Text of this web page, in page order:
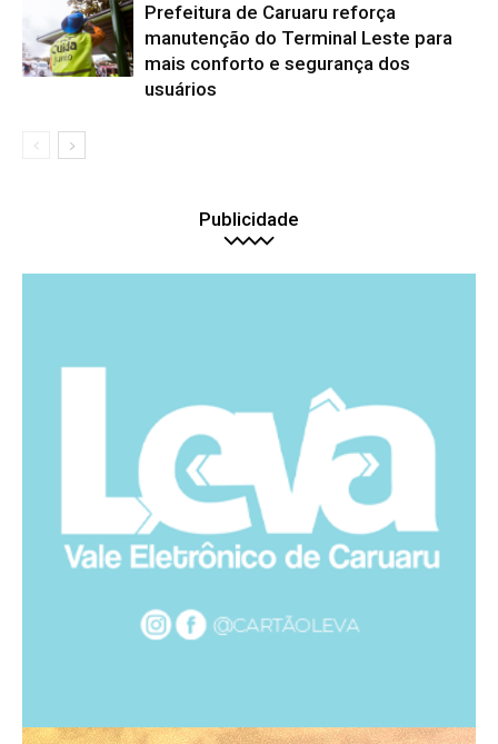
Prefeitura de Caruaru reforça
manutenção do Terminal Leste para
mais conforto e segurança dos
usuários
Publicidade